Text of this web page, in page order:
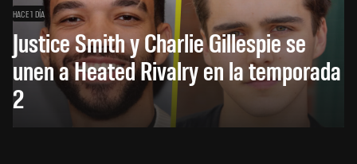
HACE 1 DÍA
Justice Smith y Charlie Gillespie se
unen a Heated Rivalry en la temporada
2